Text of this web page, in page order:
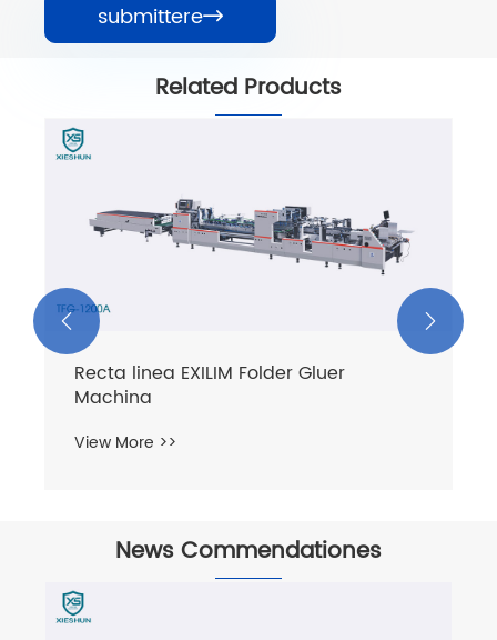
submittere
Related Products
Gluer Machina
View More >>
 
News Commendationes